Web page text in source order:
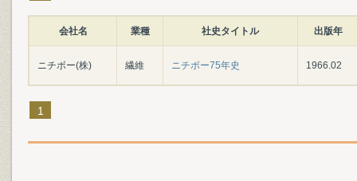
会社名 業種 社史タイトル 出版年
ニチボー(株) 繊維 ニチボー75年史 1966.02
1